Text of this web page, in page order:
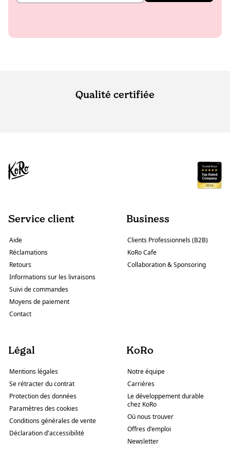
Qualité certifiée
Service client
Aide
Réclamations
Retours
Informations sur les livraisons
Suivi de commandes
Moyens de paiement
Contact
Business
Clients Professionnels (B2B)
KoRo Cafe
Collaboration & Sponsoring
Légal
Mentions légales
Se rétracter du contrat
Protection des données
Paramètres des cookies
Conditions générales de vente
Déclaration d'accessibilité
KoRo
Notre équipe
Carrières
Le développement durable
chez KoRo
Où nous trouver
Offres d'emploi
Newsletter